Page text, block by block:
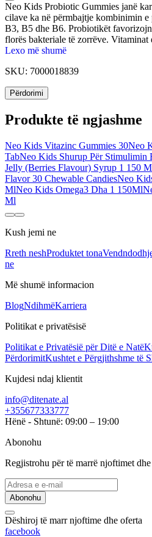
Neo Kids Probiotic Gummies janë
cilave ka në përmbajtje kombinimin
B3, B5 dhe B6. Probiotikët
florës bakteriale të zorrëve. Vitaminat
zhvillimin e shëndetshëm të sistemit
Lexo më shumë
SKU: 7000018839
Përdorimi
Produkte të ngjashme
Neo Kids Vitazinc Gummies 30Neo
TabNeo Kids Shurup Për Stimulimin
Jelly (Berries Flavour) Syrup 1 150
Flavor 30 Chewable CandiesNeo
MlNeo Kids Omega3 Dha 1 150Ml
Ml
Kush jemi ne
Rreth neshProduktet tona
ne
Më shumë informacion
BlogNdihmëKarriera
Politikat e privatësisë
Politikat e Privatësië për Ditë e Natë
PërdorimitKushtet e Përgjithshme të
Kujdesi ndaj klientit
info@ditenate.al
+355677333777
Hënë - Shtunë: 09:00 – 19:00
Abonohu
Regjistrohu për të marrë njoftimet
Abonohu
Dëshiroj të marr njoftime dhe oferta
facebook